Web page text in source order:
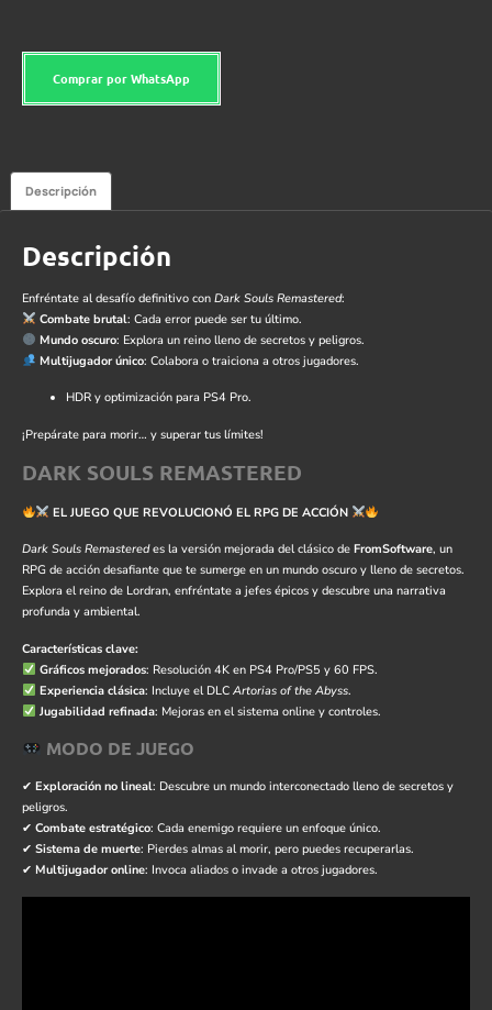
Comprar por WhatsApp
Descripción
Descripción
Enfréntate al desafío definitivo con Dark Souls Remastered:
Combate brutal: Cada error puede ser tu último.
Mundo oscuro: Explora un reino lleno de secretos y peligros.
Multijugador único: Colabora o traiciona a otros jugadores.
HDR y optimización para PS4 Pro.
¡Prepárate para morir… y superar tus límites!
DARK SOULS REMASTERED
EL JUEGO QUE REVOLUCIONÓ EL RPG DE ACCIÓN
Dark Souls Remasteredes la versión mejorada del clásico de FromSoftware, un
RPG de acción desafiante que te sumerge en un mundo oscuro y lleno de secretos.
Explora el reino de Lordran, enfréntate a jefes épicos y descubre una narrativa
profunda y ambiental.
Características clave:
Gráficos mejorados: Resolución 4K en PS4 Pro/PS5 y 60 FPS.
Experiencia clásica: Incluye el DLC Artorias of the Abyss.
Jugabilidad refinada: Mejoras en el sistema online y controles.
MODO DE JUEGO
✔ Exploración no lineal: Descubre un mundo interconectado lleno de secretos y
peligros.
✔ Combate estratégico: Cada enemigo requiere un enfoque único.
✔ Sistema de muerte: Pierdes almas al morir, pero puedes recuperarlas.
✔ Multijugador online: Invoca aliados o invade a otros jugadores.